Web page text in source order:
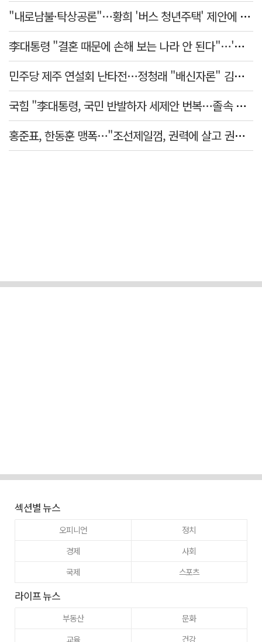
"내로남불·탁상공론"…황희 '버스 청년주택' 제안에 與 내부서도 쓴소리
李대통령 "결혼 때문에 손해 보는 나라 안 된다"…'결혼 페널티' 22개 손본다
민주당 제주 연설회 난타전…정청래 "배신자론" 김민석 "관리 무능"
국힘 "李대통령, 국민 반발하자 세제안 번복…졸속 국정 즉각 중단"
홍준표, 한동훈 맹폭…"조선제일껌, 권력에 살고 권력에 죽었다"
섹션별 뉴스
오피니언
정치
경제
사회
국제
스포츠
라이프 뉴스
부동산
문화
교육
건강